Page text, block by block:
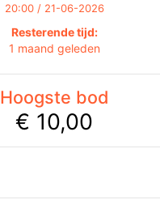
20:00 / 21-06-2026
Resterende tijd:
1 maand geleden
Hoogste bod
€ 10,00